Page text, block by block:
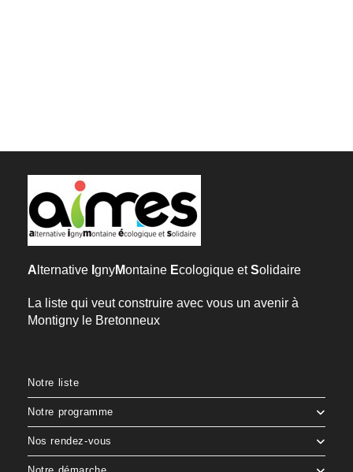
A lternative gnyMontaine Ecologique etSolidaire
La liste qui veut construire avec vous un avenir à
Montigny le Bretonneux
Notre liste
Notre programme
Nos rendez-vous